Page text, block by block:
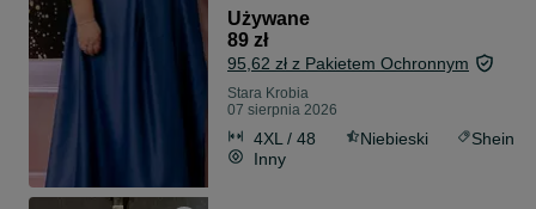
Używane
89 zł
95,62 zł z Pakietem Ochronnym
Stara Krobia
07 sierpnia 2026
4XL / 48 Niebieski
Shein
Inny